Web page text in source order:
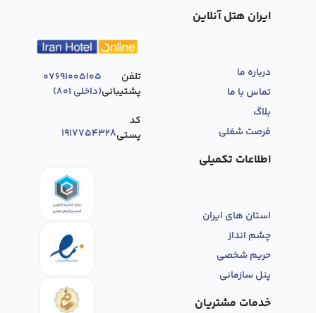
ایران هتل آنلاین
درباره ما
تماس با ما
بلاگ
فرصت‌ شغلی
اطلاعات تکمیلی
استان های ایران
چشم انداز
حریم شخصی
پنل سازمانی
خدمات مشتریان
تلفن
پشتیبانی
07691005105
(داخلی 801)
کد
پستی1917754328